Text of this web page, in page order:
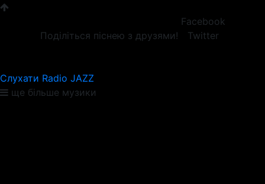
Поділіться піснею з друзями!
Facebook
Twitter
Слухати Radio JAZZ
ще більше музики